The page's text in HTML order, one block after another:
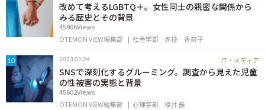
改めて考えるLGBTQ＋。女性同士の親密な関係から
みる歴史とその背景
45906Views
OTEMON VIEW編集部
社会学部 赤枝 香奈子
10 2023.01.24 IT・メディア
SNSで深刻化するグルーミング。調査から見えた児童
の性被害の実態と背景
45602Views
OTEMON VIEW編集部
心理学部 櫻井 鼓